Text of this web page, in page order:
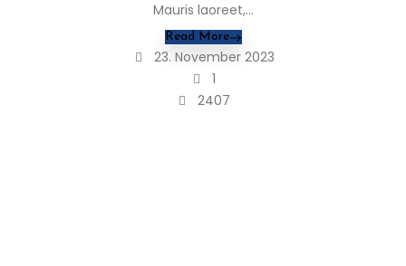
Mauris laoreet,...
Read More
23. November 2023
1
2407